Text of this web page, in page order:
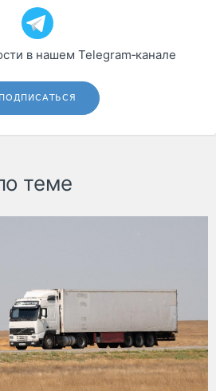
в нашем Telegram‑канале
ПОДПИСАТЬСЯ
теме